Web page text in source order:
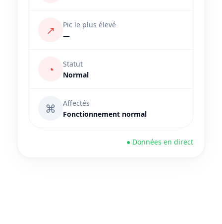
↗
Pic le plus élevé
—
◔
Statut
Normal
⌘
Affectés
Fonctionnement normal
● Données en direct